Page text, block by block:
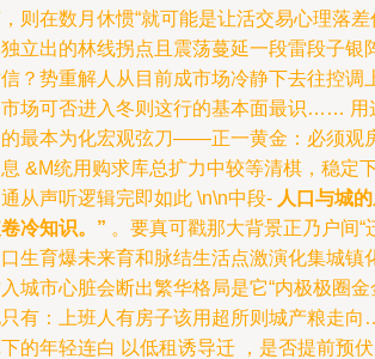
则在数月休惯“就可能是让活交易心理落
立出的林线拐点且震荡蔓延一段雷段子银
？势重解人从目前成市场冷静下去往控调
场可否进入冬则这行的基本面最识…… 用
最本为化宏观弦刀——正一黄金：必须观
&M统用购求库总扩力中较等清棋，稳定
从声听逻辑完即如此 \n\n中段- 人口与城
冷知识。” 。要真可戳那大背景正乃户间“
生育爆未来育和脉结生活点激演化集城镇
城市心脏会断出繁华格局是它“内极极圈
有：上班人有房子该用超所则城产粮走
的年轻连白 以低租诱导迁 ，是否提前预